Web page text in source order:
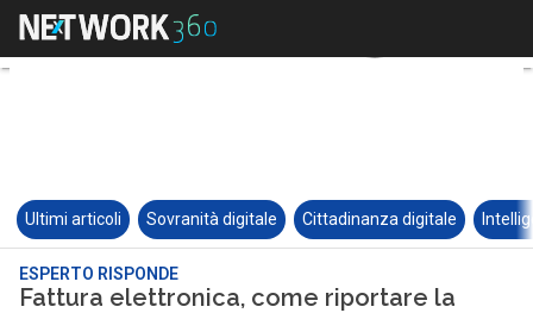
Ultimi articoli Sovranità digitale Cittadinanza digitale
ESPERTO RISPONDE
Fattura elettronica, come riportare la